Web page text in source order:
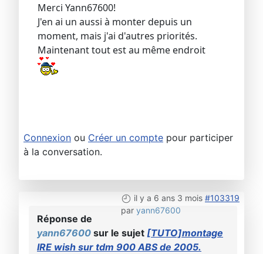
Merci Yann67600!
J'en ai un aussi à monter depuis un
moment, mais j'ai d'autres priorités.
Maintenant tout est au même endroit
Connexion ou Créer un compte pour participer
à la conversation.
il y a 6 ans 3 mois #103319
par yann67600
Réponse de
yann67600 sur le sujet [TUTO]montage
IRE wish sur tdm 900 ABS de 2005.